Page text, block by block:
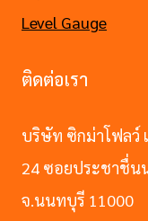
Level Gauge
ติดต่อเรา
บริษัท ซิกม่าโฟลว์
24 ซอยประชาชื่น
จ.นนทบุรี 11000